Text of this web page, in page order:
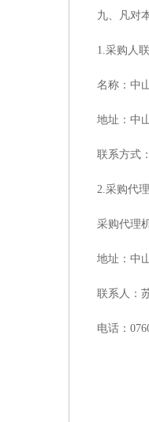
九、凡对
1.采购人
名称：中
地址：中
联系方式：
2.采购代
采购代理
地址：中
联系人：
电话：